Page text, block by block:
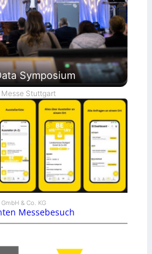
Symposium
Stuttgart
& Co. KG
Messebesuch